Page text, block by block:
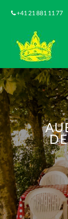
+41 21 881 11 77